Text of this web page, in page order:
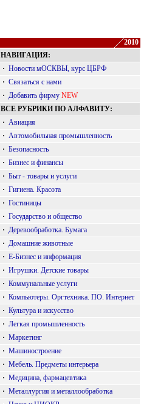
2010
НАВИГАЦИЯ:
· Новости мОСКВЫ, курс ЦБРФ
· Связаться с нами
· Добавить фирму NEW
ВСЕ РУБРИКИ ПО АЛФАВИТУ:
· Авиация
· Автомобильная промышленность
· Безопасность
· Бизнес и финансы
· Быт - товары и услуги
· Гигиена. Красота
· Гостиницы
· Государство и общество
· Деревообработка. Бумага
· Домашние животные
· Е-Бизнес и информация
· Игрушки. Детские товары
· Коммунальные услуги
· Компьютеры. Оргтехника. ПО. Интернет
· Культура и искусство
· Легкая промышленность
· Маркетинг
· Машиностроение
· Мебель. Предметы интерьера
· Медицина, фармацевтика
· Металлургия и металлообработка